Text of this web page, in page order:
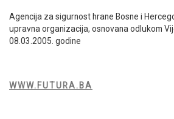
Agencija za sigurnost hrane Bosne i
upravna organizacija, osnovana odlukom
08.03.2005. godine
WWW.FUTURA.BA